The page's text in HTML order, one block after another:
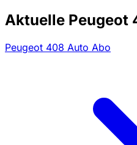
Aktuelle Peugeot
Peugeot 408 Auto Abo